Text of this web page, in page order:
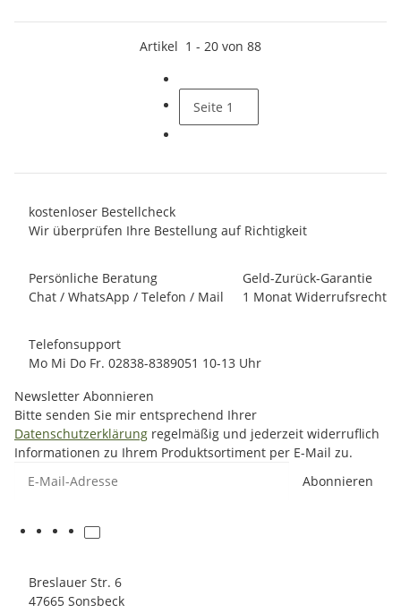
Artikel 1 - 20 von 88
Seite 1
kostenloser Bestellcheck
Wir überprüfen Ihre Bestellung auf Richtigkeit
Persönliche Beratung
Chat / WhatsApp / Telefon / Mail
Geld-Zurück-Garantie
1 Monat Widerrufsrecht
Telefonsupport
Mo Mi Do Fr. 02838-8389051 10-13 Uhr
Newsletter Abonnieren
Bitte senden Sie mir entsprechend Ihrer
Datenschutzerklärung regelmäßig und jederzeit widerruflich
Informationen zu Ihrem Produktsortiment per E-Mail zu.
Abonnieren
Breslauer Str. 6
47665 Sonsbeck